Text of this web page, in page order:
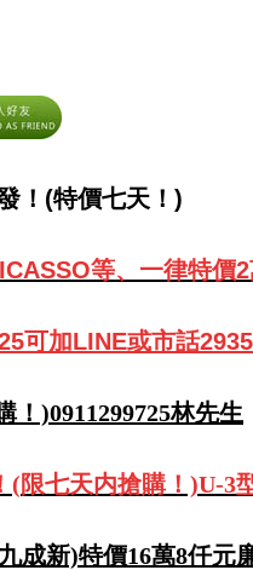
！(特價七天！)
等、 一律特價
可加LINE或市話
)0911299725林先生
(限七天内搶購！)U-3型
成新)特價16萬8仟元